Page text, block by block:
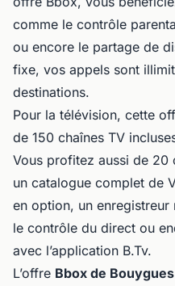
comme le contrôle
ou encore le partage de
fixe, vos appels sont
destinations.
Pour la télévision, cette
de 150 chaînes TV
Vous profitez aussi de 20
un catalogue complet de
en option, un
le contrôle du direct ou
avec l’application B.Tv.
L’offre Bbox de